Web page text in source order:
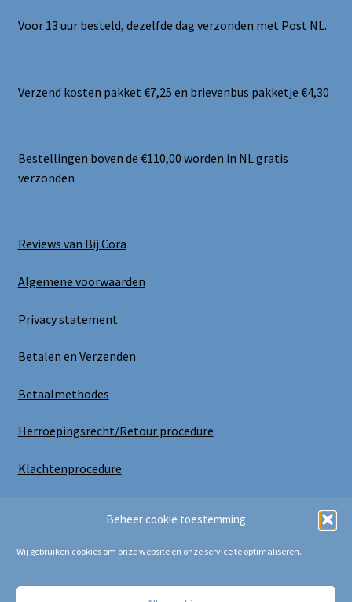
Beheer cookie toestemming
Wij gebruiken cookies om onze website en onze service te optimaliseren.
Voor 13 uur besteld, dezelfde dag verzonden met Post NL.
Verzend kosten pakket €7,25 en brievenbus pakketje €4,30
Bestellingen boven de €110,00 worden in NL gratis
verzonden
Reviews van Bij Cora
Algemene voorwaarden
Privacy statement
Betalen en Verzenden
Betaalmethodes
Herroepingsrecht/Retour procedure
Klachtenprocedure